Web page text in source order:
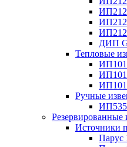
ДИП
Тепловые
Ручные
Резервированные
Источники
Парус